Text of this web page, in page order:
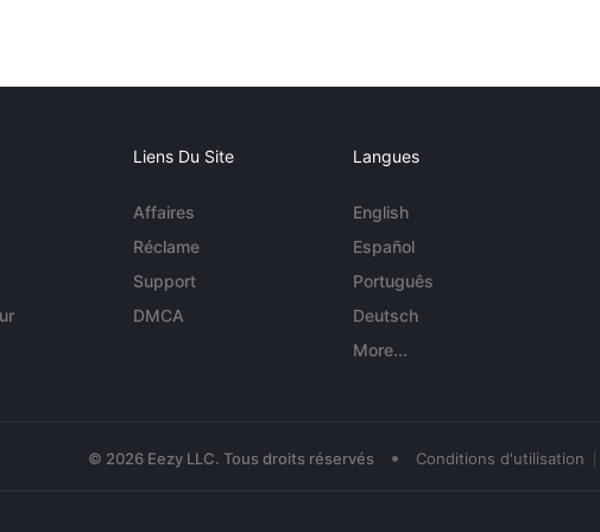
Liens Du Site
Affaires
Réclame
Support
DMCA
Langues
English
Español
Português
Deutsch
More...
© 2026 Eezy LLC. Tous droits réservés • Conditions d'utilisation